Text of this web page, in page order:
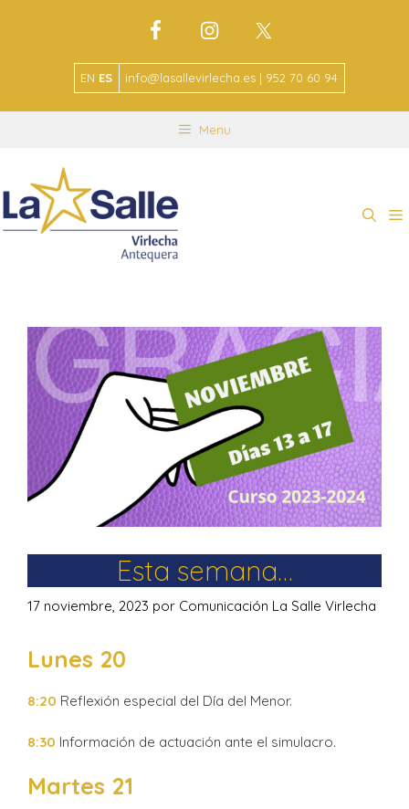
EN ES info@lasallevirlecha.es | 952 70 60 94
Menu
Esta semana…
17 noviembre, 2023 por Comunicación La Salle Virlecha
Lunes 20
8:20 Reflexión especial del Día del Menor.
8:30 Información de actuación ante el simulacro.
Martes 21